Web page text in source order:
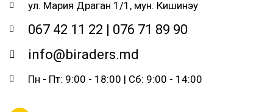
ул. Мария Драган 1/1, мун. Кишинэу
067 42 11 22 | 076 71 89 90
info@biraders.md
Пн - Пт: 9:00 - 18:00 | Сб: 9:00 - 14:00